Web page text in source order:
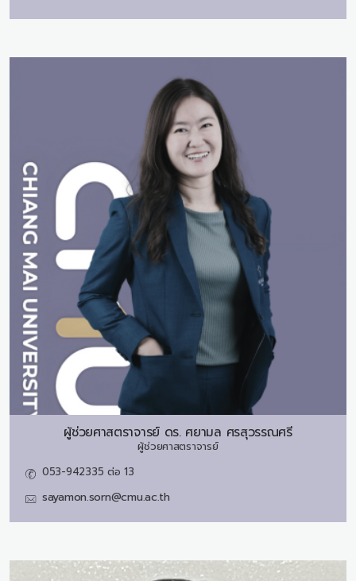
ผู้ช่วยศาสตราจารย์ ดร. ศยามล ศรสุวรรณศรี
ผู้ช่วยศาสตราจารย์
053-942335 ต่อ 13
sayamon.sorn@cmu.ac.th